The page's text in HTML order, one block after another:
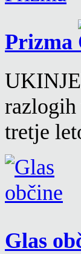
Prizma
tretje
Glas